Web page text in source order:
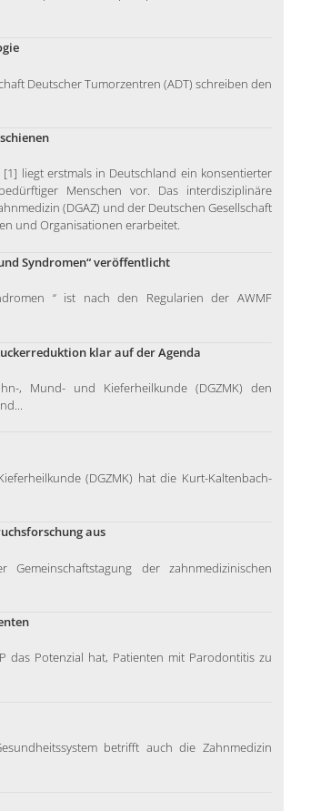
Deutscher Tumorzentren (ADT) schreiben den
liegt erstmals in Deutschland ein konsentierter
Menschen vor. Das interdisziplinäre
(DGAZ) und der Deutschen Gesellschaft
und Organisationen erarbeitet.
Syndromen“ veröffentlicht
“ ist nach den Regularien der AWMF
klar auf der Agenda
, Mund- und Kieferheilkunde (DGZMK) den
(DGZMK) hat die Kurt-Kaltenbach-
aus
der zahnmedizinischen
das Potenzial hat, Patienten mit Parodontitis zu
betrifft auch die Zahnmedizin